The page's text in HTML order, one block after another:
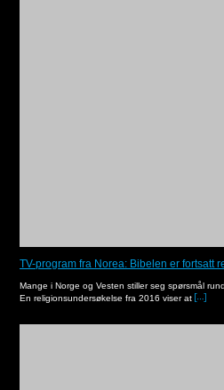
TV-program fra Norea: Bibelen er fortsatt
Mange i Norge og Vesten stiller seg spørsmål
En religionsundersøkelse fra 2016 viser at